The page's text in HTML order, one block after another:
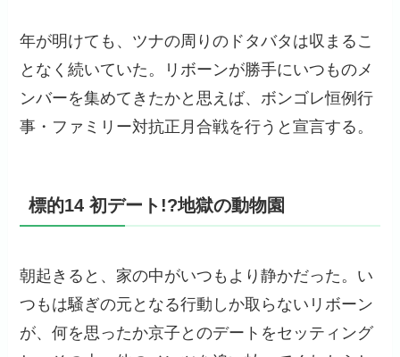
年が明けても、ツナの周りのドタバタは収まるこ
となく続いていた。リボーンが勝手にいつものメ
ンバーを集めてきたかと思えば、ボンゴレ恒例行
事・ファミリー対抗正月合戦を行うと宣言する。
標的14 初デート!?地獄の動物園
朝起きると、家の中がいつもより静かだった。い
つもは騒ぎの元となる行動しか取らないリボーン
が、何を思ったか京子とのデートをセッティング